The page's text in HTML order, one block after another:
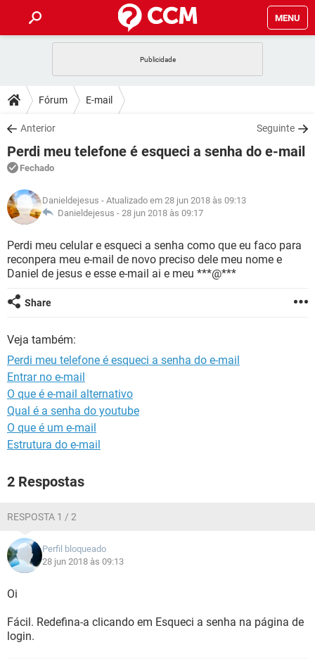
MENU
CELULAR
OUTLOOK
INSTAGRAM GMAIL
GUIA DE COMPRAS
DICAS
JOGOS
OUTLOOK
INSTAGRAM
GUIA DE COMPRAS
DOWNLOADS
JOGOS WHATSAPP
CELULAR
OUTLOOK EXCEL
INSTAGRAM
GUIA DE COMPRAS
FÓRUM
JOGOS
CELULAR FACEBOOK
INSTAGRAM GMAIL
GLOSSÁRIO
JOGOS
CELULAR FACEBOOK
OUTLOOK EXCEL
INSTAGRAM
Fórum E-mail
Anterior Seguinte
Perdi meu telefone é esqueci a senha do e-mail
Fechado
Danieldejesus - Atualizado em 28 jun 2018 às 09:13
Danieldejesus - 28 jun 2018 às 09:17
Perdi meu celular e esqueci a senha como que eu faco para
reconpera meu e-mail de novo preciso dele meu nome e
Daniel de jesus e esse e-mail ai e meu ***@***
Share
Veja também:
Perdi meu telefone é esqueci a senha do e-mail
Entrar no e-mail
O que é e-mail alternativo
Qual é a senha do youtube
O que é um e-mail
Estrutura do e-mail
2 Respostas
RESPOSTA 1 / 2
Perfil bloqueado
28 jun 2018 às 09:13
Oi
Fácil. Redefina-a clicando em Esqueci a senha na página de
login.